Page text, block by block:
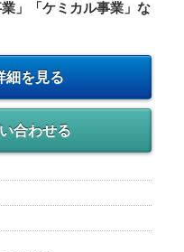
」「ケミカル事業」な
細を見る
合わせる